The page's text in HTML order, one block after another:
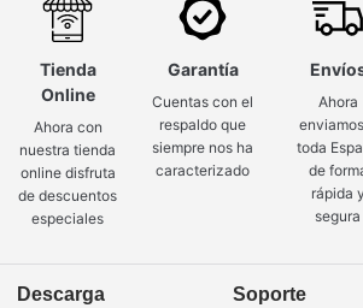
Tienda
Online
Ahora con
nuestra tienda
online disfruta
de descuentos
especiales
Garantía
Cuentas con el
respaldo que
siempre nos ha
caracterizado
Ahora
toda
de
rápida y
segura
Descarga
Soporte